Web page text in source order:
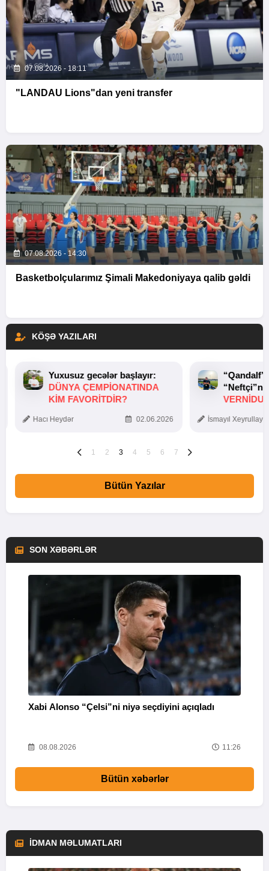
07.08.2026 - 18:11
"LANDAU Lions"dan yeni transfer
07.08.2026 - 14:30
Basketbolçularımız Şimali Makedoniyaya qalib gəldi
KÖŞƏ YAZILARI
Yuxusuz gecələr başlayır:
DÜNYA ÇEMPIONATINDA
KIM FAVORITDIR?
Hacı Heydər 02.06.2026 İsmayıl
1 2 3 4 5 6 7
Bütün Yazılar
SON XƏBƏRLƏR
Xabi Alonso “Çelsi”ni niyə seçdiyini açıqladı
08.08.2026 11:26
Bütün xəbərlər
İDMAN MƏLUMATLARI